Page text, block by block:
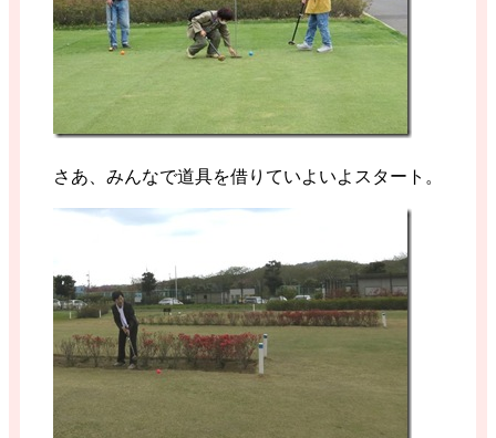
さあ、みんなで道具を借りていよいよスタート。